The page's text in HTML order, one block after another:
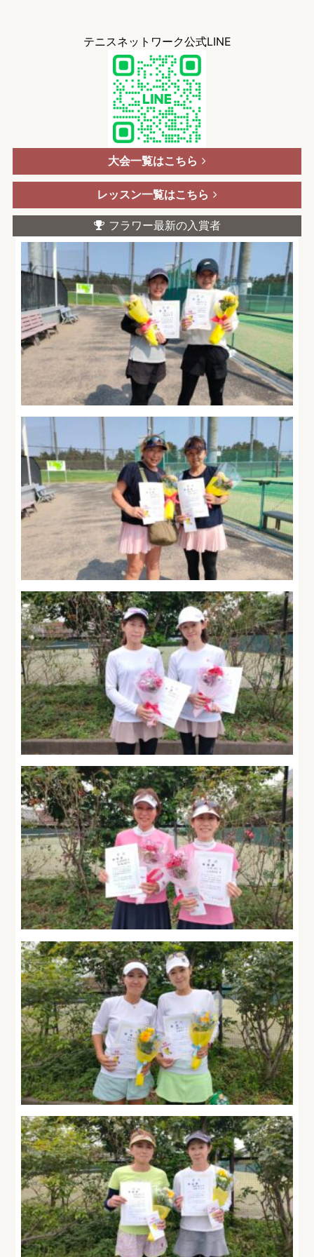
テニスネットワーク公式LINE
大会一覧はこちら
レッスン一覧はこちら
フラワー最新の入賞者